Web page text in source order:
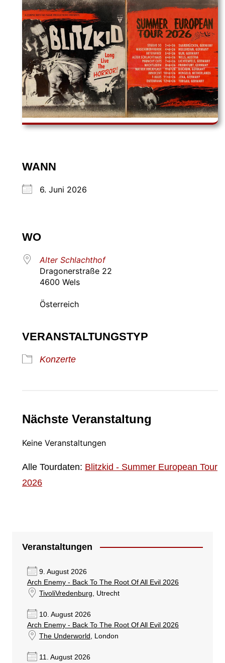
WANN
6. Juni 2026
WO
Alter Schlachthof
Dragonerstraße 22
4600 Wels
Österreich
VERANSTALTUNGSTYP
Konzerte
Nächste Veranstaltung
Keine Veranstaltungen
Alle Tourdaten: Blitzkid - Summer European Tour
2026
Veranstaltungen
9. August 2026
Arch Enemy - Back To The Root Of All Evil 2026
TivoliVredenburg , Utrecht
10. August 2026
Arch Enemy - Back To The Root Of All Evil 2026
The Underworld
, London
11. August 2026